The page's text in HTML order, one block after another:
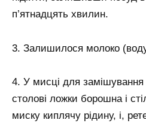
п’ятнадцять хвилин.
3. Залишилося молоко
4. У мисці для замішування
столові ложки борошна і
миску киплячу рідину, і,